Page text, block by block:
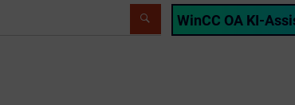
WinCC OA KI-